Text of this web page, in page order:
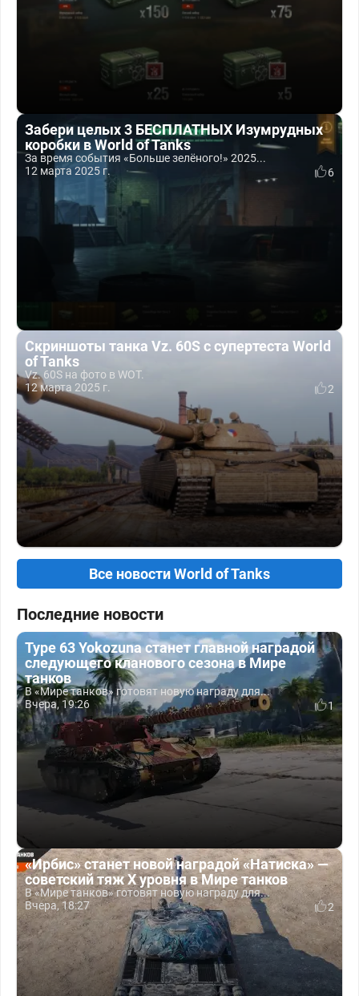
Забери целых 3 БЕСПЛАТНЫХ Изумрудных
коробки в World of Tanks
За время события «Больше зелёного!» 2025...
12 марта 2025 г.
6
Скриншоты танка Vz. 60S с супертеста World
of Tanks
Vz. 60S на фото в WOT.
12 марта 2025 г.
2
Все новости World of Tanks
Последние новости
Type 63 Yokozuna станет главной наградой
следующего кланового сезона в Мире
танков
В «Мире танков» готовят новую награду для...
Вчера, 19:26
1
«Ирбис» станет новой наградой «Натиска» —
советский тяж X уровня в Мире танков
В «Мире танков» готовят новую награду для...
Вчера, 18:27
2